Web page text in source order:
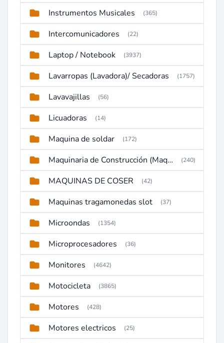
Instrumentos Musicales (365)
Intercomunicadores (22)
Laptop / Notebook (3937)
Lavarropas (Lavadora)/ Secadoras (1757)
Lavavajillas (56)
Licuadoras (14)
Maquina de soldar (172)
Maquinaria de Construcción (Maquinaria Pesada) (240)
MAQUINAS DE COSER (42)
Maquinas tragamonedas slot (37)
Microondas (1354)
Microprocesadores (36)
Monitores (4642)
Motocicleta (3865)
Motores (428)
Motores electricos (25)